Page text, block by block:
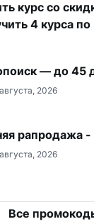
курс со
4 курса
— до 45
2026
рапродажа -
2026
Все